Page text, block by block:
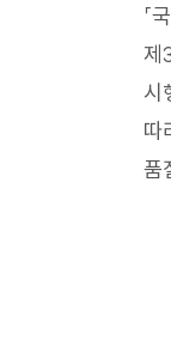
「
제
시
따
품